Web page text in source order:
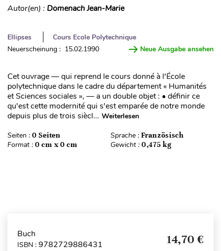
Autor(en) : Domenach Jean-Marie
Ellipses
Cours Ecole Polytechnique
Neuerscheinung : 15.02.1990
Neue Ausgabe ansehen
Cet ouvrage — qui reprend le cours donné à l'École
polytechnique dans le cadre du département « Humanités
et Sciences sociales », — a un double objet : • définir ce
qu'est cette modernité qui s'est emparée de notre monde
depuis plus de trois siècl... Weiterlesen
Seiten : 0 Seiten Sprache : Französisch
Format : 0 cm x 0 cm Gewicht : 0,475 kg
Buch
ISBN : 9782729886431 14,70 €